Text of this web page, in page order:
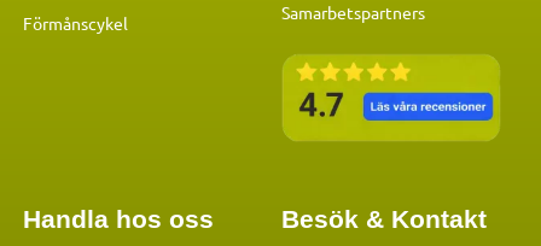
Förmånscykel
Samarbetspartners
Handla hos oss Besök & Kontakt